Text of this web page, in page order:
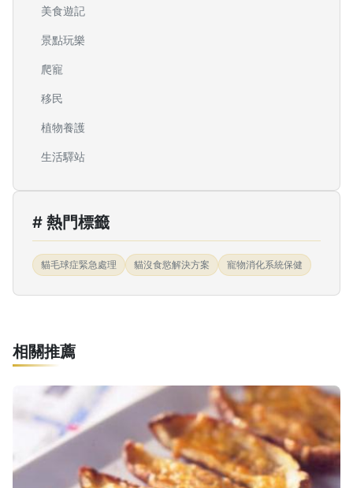
美食遊記
景點玩樂
爬寵
移民
植物養護
生活驛站
# 熱門標籤
貓毛球症緊急處理 貓沒食慾解決方案 寵物消化系統保健
相關推薦